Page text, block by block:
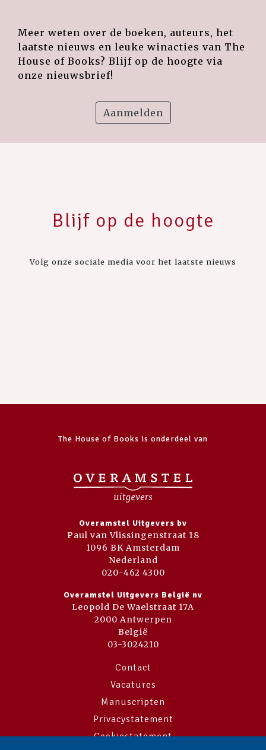
Meer weten over de boeken, auteurs, het
laatste nieuws en leuke winacties van The
House of Books? Blijf op de hoogte via
onze nieuwsbrief!
Aanmelden
Blijf op de hoogte
Volg onze sociale media voor het laatste nieuws
The House of Books is onderdeel van
Overamstel Uitgevers bv
Paul van Vlissingenstraat 18
1096 BK Amsterdam
Nederland
020-462 4300
Overamstel Uitgevers België nv
Leopold De Waelstraat 17A
2000 Antwerpen
België
03-3024210
Contact
Vacatures
Manuscripten
Privacystatement
Cookiestatement